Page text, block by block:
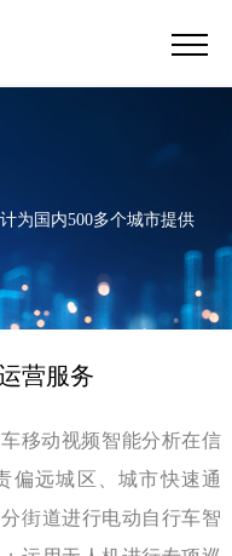
为国内500多个城市提供
营服务
移动视频智能分析在信
偏远城区、城市快速通
街道进行电动自行车智